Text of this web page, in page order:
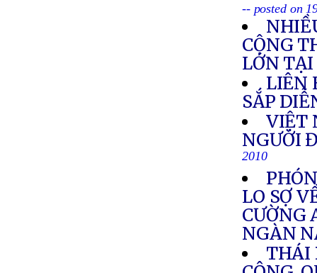
-- posted on
CỘNG
LỚN
LIÊN
SẮP
VIỆT
NGƯỜI
2010
LO SỢ
CƯỜNG
NGÀN
THÁI